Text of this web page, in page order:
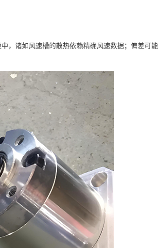
，诸如风速槽的散热依赖精确风速数据；偏差可能